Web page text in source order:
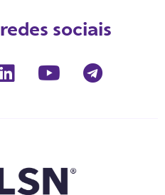
redes sociais